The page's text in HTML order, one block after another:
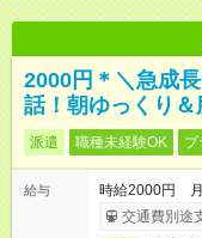
2000円＊＼急成
話！朝ゆっくり＆
派遣 職種未経験OK ブ
給与
時給2000円
交通費別途